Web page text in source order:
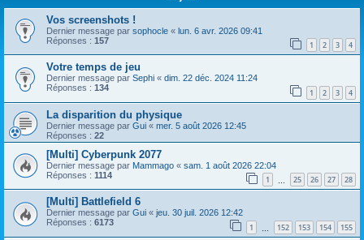
Vos screenshots !
Dernier message par sophocle « lun. 6 avr. 2026 09:41
Réponses : 157 1 2 3 4
Votre temps de jeu
Dernier message par Sephi « dim. 22 déc. 2024 11:24
Réponses : 134 1 2 3 4
La disparition du physique
Dernier message par Gui « mer. 5 août 2026 12:45
Réponses : 22
[Multi] Cyberpunk 2077
Dernier message par Mammago « sam. 1 août 2026 22:04
Réponses : 1114 1 25 26 27 28
[Multi] Battlefield 6
Dernier message par Gui « jeu. 30 juil. 2026 12:42
Réponses : 6173 1 152 153 154 155